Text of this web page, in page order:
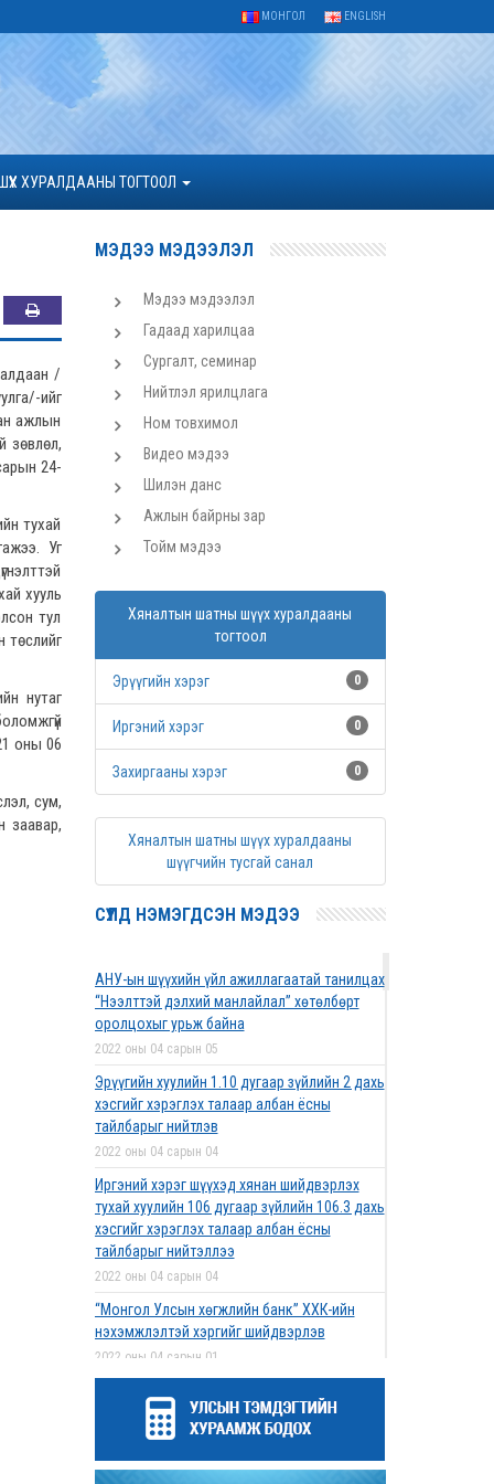
МОНГОЛ ENGLISH
ХУРАЛДААНЫ ТОГТООЛ
/
ийг
ажлын
зөвлөл,
24-
тухай
Уг
хууль
тул
төслийг
нутаг
оны 06
сум,
заавар,
МЭДЭЭ МЭДЭЭЛЭЛ
Мэдээ мэдээлэл
Гадаад харилцаа
Сургалт, семинар
Нийтлэл ярилцлага
Ном товхимол
Видео мэдээ
Шилэн данс
Ажлын байрны зар
Тойм мэдээ
Хяналтын шатны шүүх хуралдааны
тогтоол
Эрүүгийн хэрэг 0
Иргэний хэрэг 0
Захиргааны хэрэг 0
Хяналтын шатны шүүх хуралдааны
шүүгчийн тусгай санал
СҮҮЛД НЭМЭГДСЭН МЭДЭЭ
АНУ-ын шүүхийн үйл ажиллагаатай танилцах
“Нээлттэй дэлхий манлайлал” хөтөлбөрт
оролцохыг урьж байна
2022 оны 04 сарын 05
Эрүүгийн хуулийн 1.10 дугаар зүйлийн 2 дахь
хэсгийг хэрэглэх талаар албан ёсны
тайлбарыг нийтлэв
2022 оны 04 сарын 04
Иргэний хэрэг шүүхэд хянан шийдвэрлэх
тухай хуулийн 106 дугаар зүйлийн 106.3 дахь
хэсгийг хэрэглэх талаар албан ёсны
тайлбарыг нийтэллээ
2022 оны 04 сарын 04
“Монгол Улсын хөгжлийн банк” ХХК-ийн
нэхэмжлэлтэй хэргийг шийдвэрлэв
2022 оны 04 сарын 01
2022 оны 03 сарын 31
Нээлттэй ажлын байрны зар